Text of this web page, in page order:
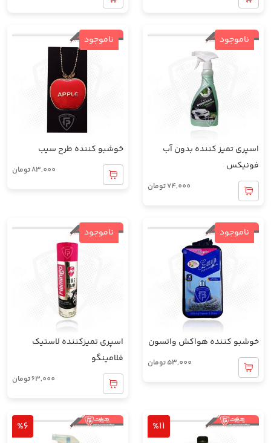
ناموجود
اسپری تمیز کننده بدون آب
فونیکس
74,000تومان
ناموجود
خوشبو کننده طرح سیب
83,000تومان
ناموجود
خوشبو کننده هواکش واتسون
53,000تومان
ناموجود
اسپری تمیزکننده لاستیک
فلامینگو
63,000تومان
%11
%6